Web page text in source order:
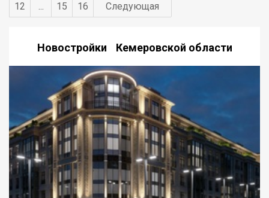
12
... 15 16 Следующая
Новостройки Кемеровской области